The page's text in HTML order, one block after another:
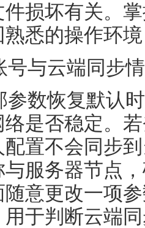
损坏有关。
悉的操作环
号与云端同步
参数恢复默认
是否稳定。
置不会同步
服务器节点
随意更改一项
于判断云端